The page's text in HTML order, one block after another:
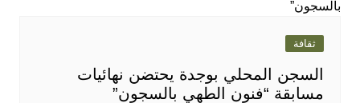
ثقافة
السجن المحلي بوجدة يحتضن نهائيات
مسابقة “فنون الطهي بالسجون”